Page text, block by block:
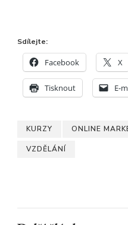
Sdílejte:
Facebook X
Tisknout E-
KURZY ONLINE
VZDĚLÁNÍ